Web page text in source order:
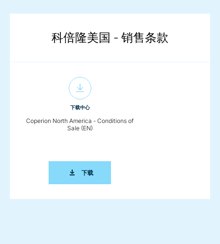
科倍隆美国 - 销售条款
下载中心
Coperion North America - Conditions of
Sale (EN)
下载COPERION NORTH AMERICA -